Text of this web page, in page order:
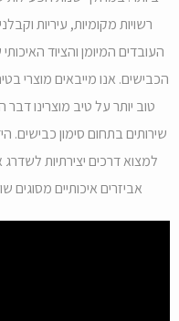
רשויות מקומיות, עיריות
העובדים המיומן והציוד
הכבישים. אנו מייבאים מוצרי
טוב יותר על טיב מוצרינו
שירותים בתחום סימון כבישים.
למצוא דרכים יצירתיות
אביזרים איכותיים